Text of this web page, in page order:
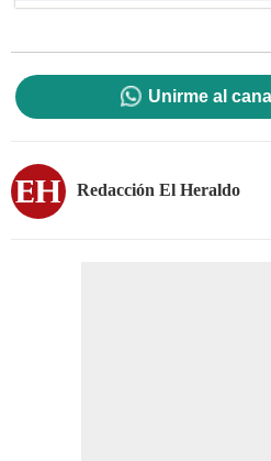
Unirme al
Redacción El Heraldo